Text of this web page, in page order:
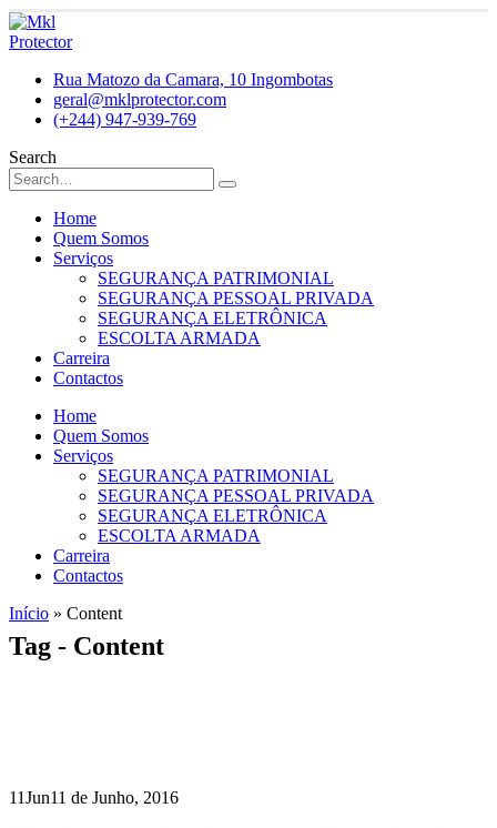
Rua Matozo da Camara, 10 Ingombotas
geral@mklprotector.com
(+244) 947-939-769
Search
Home
Quem Somos
Serviços
SEGURANÇA PATRIMONIAL
SEGURANÇA PESSOAL PRIVADA
SEGURANÇA ELETRÔNICA
ESCOLTA ARMADA
Carreira
Contactos
Home
Quem Somos
Serviços
SEGURANÇA PATRIMONIAL
SEGURANÇA PESSOAL PRIVADA
SEGURANÇA ELETRÔNICA
ESCOLTA ARMADA
Carreira
Contactos
Início » Content
Tag - Content
11Jun11 de Junho, 2016